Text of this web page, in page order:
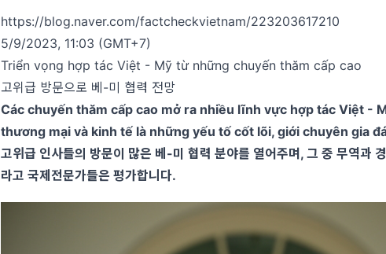
https://blog.naver.com/factcheckvietnam/223203617210
5/9/2023, 11:03 (GMT+7)
Triển vọng hợp tác Việt - Mỹ từ những chuyến thăm cấp cao
고위급 방문으로 베-미 협력 전망
Các chuyến thăm cấp cao mở ra nhiều lĩnh vực hợp tác Việt -
thương mại và kinh tế là những yếu tố cốt lõi, giới chuyên gia
고위급 인사들의 방문이 많은 베-미 협력 분야를 열어주며, 그 중 무역과
라고 국제전문가들은 평가합니다.